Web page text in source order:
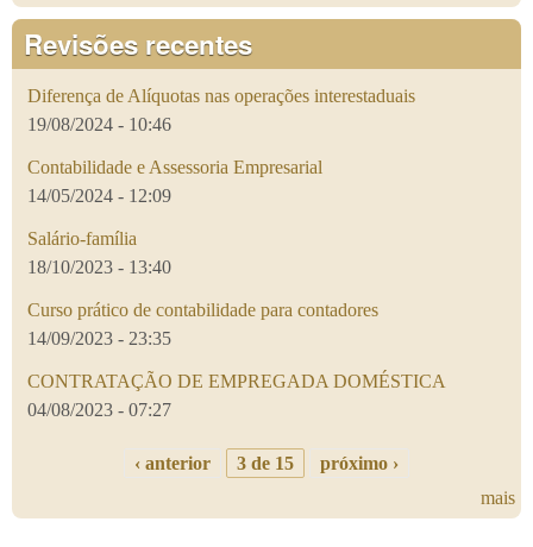
Revisões recentes
Diferença de Alíquotas nas operações interestaduais
19/08/2024 - 10:46
Contabilidade e Assessoria Empresarial
14/05/2024 - 12:09
Salário-família
18/10/2023 - 13:40
Curso prático de contabilidade para contadores
14/09/2023 - 23:35
CONTRATAÇÃO DE EMPREGADA DOMÉSTICA
04/08/2023 - 07:27
‹ anterior 3 de 15
próximo ›
mais